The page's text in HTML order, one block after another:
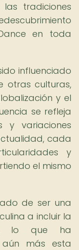
tradiciones
en toda
influenciado
otras culturas,
y el
se refleja
y variaciones
cada
y
el mismo
de ser una
a incluir la
lo que ha
aún más esta